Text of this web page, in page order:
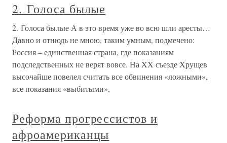
2. Голоса былые
2. Голоса былые А в это время уже во всю шли аресты…
Давно и отнюдь не мною, таким умным, подмечено:
Россия – единственная страна, где показаниям
подследственных не верят вовсе. На XX съезде Хрущев
высочайше повелел считать все обвинения «ложными»,
все показания «выбитыми»,
Реформа прогрессистов и
афроамериканцы